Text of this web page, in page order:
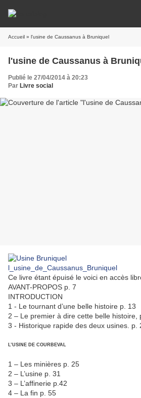
Accueil » l'usine de Caussanus à Bruniquel
l'usine de Caussanus à
Publié le 27/04/2014 à 20:23
Par Livre social
l_usine_de_Caussanus_Bruniquel
Ce livre étant épuisé le voici en accès
AVANT-PROPOS p. 7
INTRODUCTION
1 - Le tournant d’une belle histoire p. 13
2 – Le premier à dire cette belle histoire,
3 - Historique rapide des deux usines. p.
L’USINE DE COURBEVAL
1 – Les minières p. 25
2 – L’usine p. 31
3 – L’affinerie p.42
4 – La fin p. 55